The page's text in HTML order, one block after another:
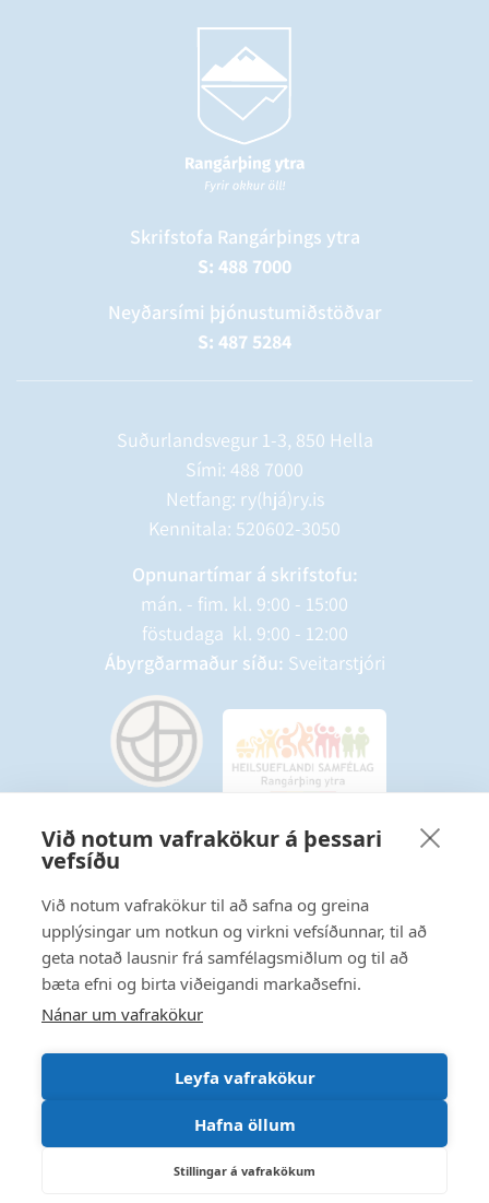
Við notum vafrakökur á þessari
vefsíðu
Við notum vafrakökur til að safna og greina
upplýsingar um notkun og virkni vefsíðunnar, til að
geta notað lausnir frá samfélagsmiðlum og til að
bæta efni og birta viðeigandi markaðsefni.
Nánar um vafrakökur
Leyfa vafrakökur
Hafna öllum
Stillingar á vafrakökum
Skrifstofa Rangárþings ytra
S: 488 7000
Neyðarsími þjónustumiðstöðvar
S: 487 5284
Suðurlandsvegur 1-3, 850 Hella
Sími: 488 7000
Netfang: ry(hjá)ry.is
Kennitala: 520602-3050
Opnunartímar á skrifstofu:
mán. - fim. kl. 9:00 - 15:00
föstudaga kl. 9:00 - 12:00
Ábyrgðarmaður síðu: Sveitarstjóri
Starfsmannavefur
Hafðu samband
Ritstjórnarstefna
Fylgstu með á Facebook